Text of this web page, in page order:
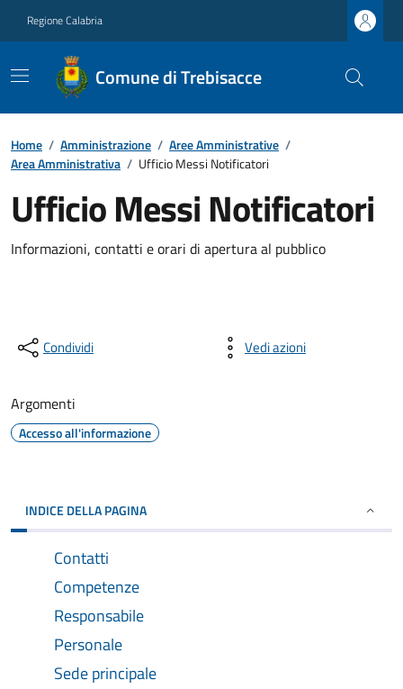
Regione Calabria
Comune di Trebisacce
Home / Amministrazione / Aree Amministrative /
Area Amministrativa / Ufficio Messi Notificatori
Ufficio Messi Notificatori
Informazioni, contatti e orari di apertura al pubblico
Condividi Vedi azioni
Argomenti
Accesso all'informazione
INDICE DELLA PAGINA
Contatti
Competenze
Responsabile
Personale
Sede principale